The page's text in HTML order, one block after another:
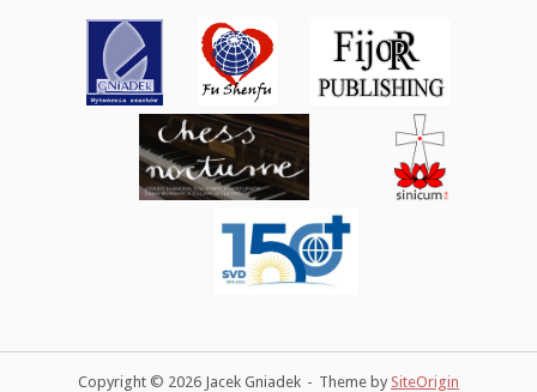
Copyright © 2026 Jacek Gniadek Theme by SiteOrigin